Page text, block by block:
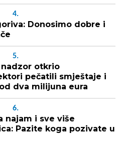
4.
Donosimo dobre i
5.
nadzor otkrio
pečatili smještaje i
dva milijuna eura
6.
najam i sve više
Pazite koga pozivate u